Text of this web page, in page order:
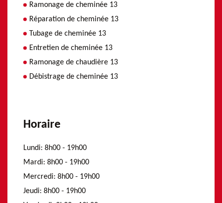
Ramonage de cheminée 13
Réparation de cheminée 13
Tubage de cheminée 13
Entretien de cheminée 13
Ramonage de chaudière 13
Débistrage de cheminée 13
Horaire
Lundi: 8h00 - 19h00
Mardi: 8h00 - 19h00
Mercredi: 8h00 - 19h00
Jeudi: 8h00 - 19h00